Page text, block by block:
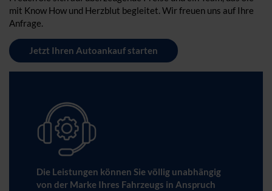
mit Know How und Herzblut begleitet. Wir freuen uns auf Ihre
Anfrage.
Jetzt Ihren Autoankauf starten
Die Leistungen können Sie völlig unabhängig
von der Marke Ihres Fahrzeugs in Anspruch